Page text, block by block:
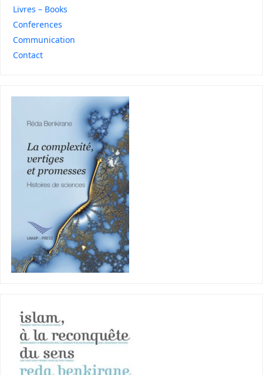
Livres – Books
Conferences
Communication
Contact